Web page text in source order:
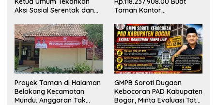
Aksi Sosial Serentak dan
Konstituen ke Dewan Pers
Taman Kantor
Masuk Akal, Harus
Dipertanggungjawabkan
Secara Terbuka!
Proyek Taman di Halaman
Belakang Kecamatan
Mundu: Anggaran Tak
GMPB Soroti Dugaan
Kebocoran PAD Kabupaten
Bogor, Minta Evaluasi Total